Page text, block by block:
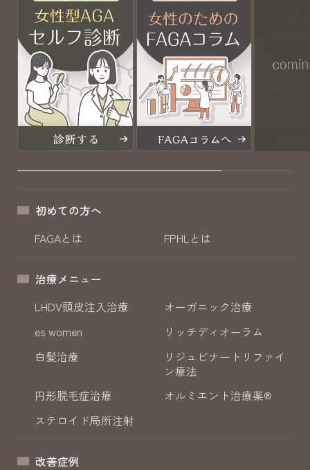
初めての方へ
FAGAとは
FPHLとは
治療メニュー
LHDV頭皮注入治療
オーガニック治療
es women
リッチディオーラム
白髪治療
リジュビナートリファイ
ン療法
円形脱毛症治療
オルミエント治療薬®
ステロイド局所注射
改善症例